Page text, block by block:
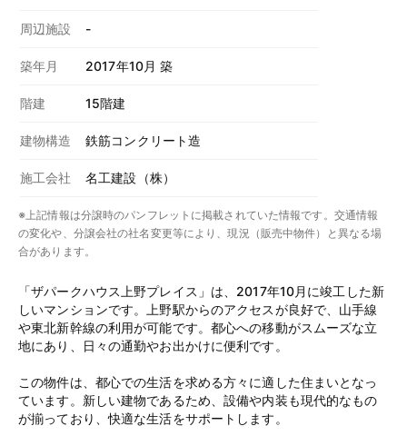
周辺施設 -
築年月 2017年10月 築
階建 15階建
建物構造 鉄筋コンクリート造
施工会社 名工建設（株）
※上記情報は分譲時のパンフレットに掲載されていた情報です。交通情報
の変化や、分譲会社の社名変更等により、現況（販売中物件）と異なる場
合があります。
「ザパークハウス上野プレイス」は、2017年10月に竣工した新
しいマンションです。上野駅からのアクセスが良好で、山手線
や東北新幹線の利用が可能です。都心への移動がスムーズな立
地にあり、日々の通勤やお出かけに便利です。
この物件は、都心での生活を求める方々に適した住まいとなっ
ています。新しい建物であるため、設備や内装も現代的なもの
が揃っており、快適な生活をサポートします。